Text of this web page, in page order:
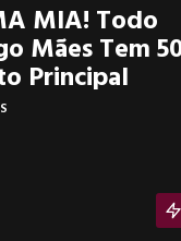
MIA! Todo
Mães Tem
Principal